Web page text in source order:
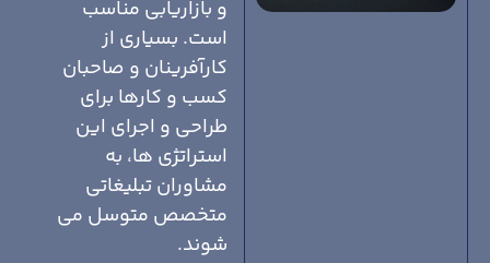
و بازاریابی مناسب
است. بسیاری از
کارآفرینان و صاحبان
کسب و کارها برای
طراحی و اجرای این
استراتژی ها، به
مشاوران تبلیغاتی
متخصص متوسل می
شوند.